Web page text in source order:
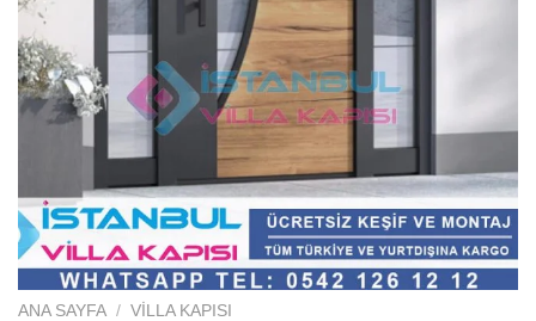
ANA SAYFA / VILLA KAPISI